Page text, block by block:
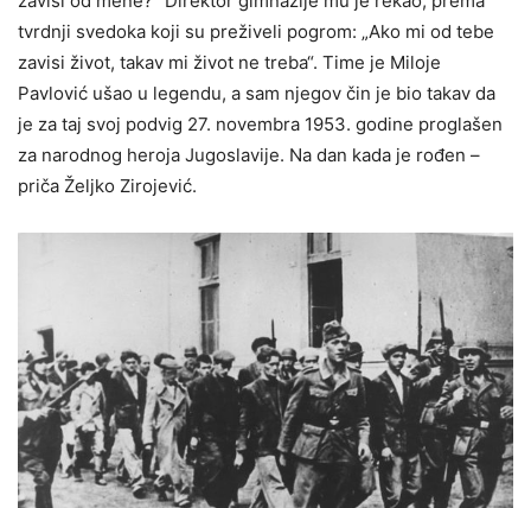
tvrdnji svedoka koji su preživeli pogrom: „Ako mi od tebe
zavisi život, takav mi život ne treba“. Time je Miloje
Pavlović ušao u legendu, a sam njegov čin je bio takav da
je za taj svoj podvig 27. novembra 1953. godine proglašen
za narodnog heroja Jugoslavije. Na dan kada je rođen –
priča Željko Zirojević.